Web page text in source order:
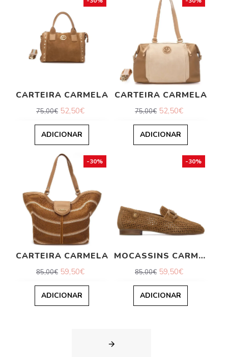
CARTEIRA CARMELA
75,00€ 52,50€
ADICIONAR
CARTEIRA CARMELA
75,00€ 52,50€
ADICIONAR
-30%
CARTEIRA CARMELA
85,00€ 59,50€
ADICIONAR
-30%
MOCASSINS CARMELA
85,00€ 59,50€
ADICIONAR